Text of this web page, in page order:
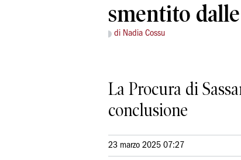
smentito
di Nadia Cossu
La Procura di
conclusione
23 marzo 2025 07:27